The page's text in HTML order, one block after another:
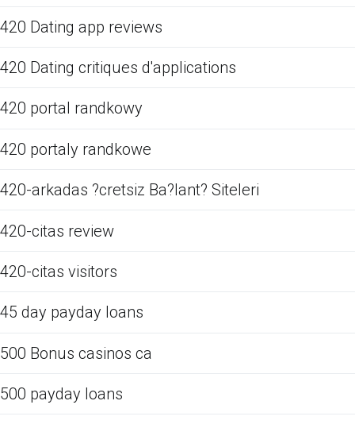
420 Dating app reviews
420 Dating critiques d'applications
420 portal randkowy
420 portaly randkowe
420-arkadas ?cretsiz Ba?lant? Siteleri
420-citas review
420-citas visitors
45 day payday loans
500 Bonus casinos ca
500 payday loans